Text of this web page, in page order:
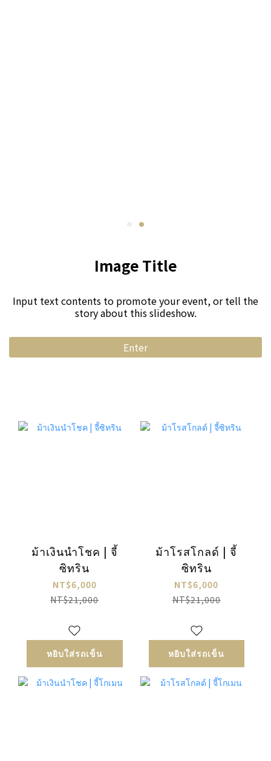
Image Title
Input text contents to promote your event, or tell the
story about this slideshow.
Enter
ม้าเงินนำโชค | จี้
ซิทริน
NT$6,000
NT$21,000
หยิบใส่รถเข็น
ม้าโรสโกลด์ | จี้
ซิทริน
NT$6,000
NT$21,000
หยิบใส่รถเข็น